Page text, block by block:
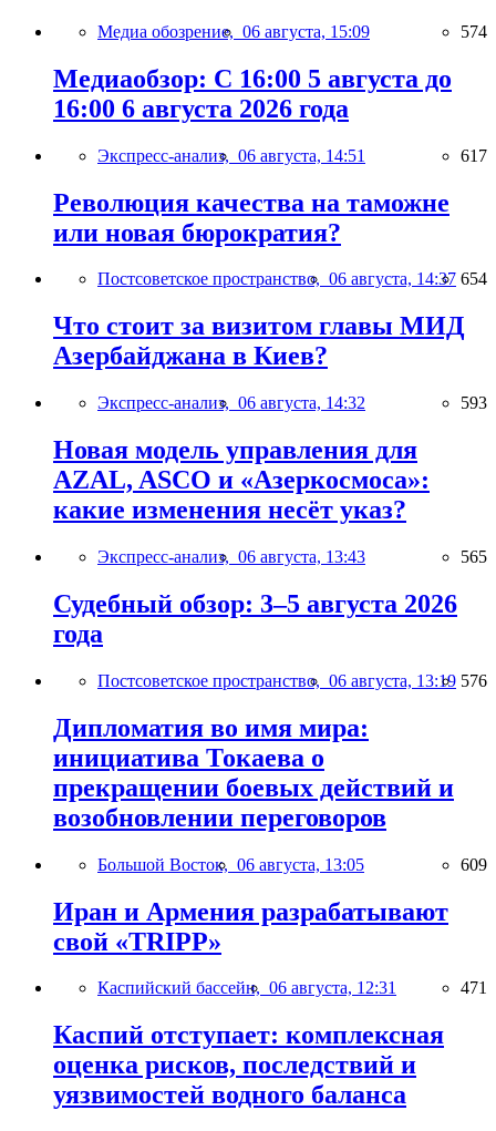
Медиа обозрение, 06 августа, 15:09 574
Медиаобзор: С 16:00 5 августа до
16:00 6 августа 2026 года
Экспресс-анализ, 06 августа, 14:51 617
Революция качества на таможне
или новая бюрократия?
Постсоветское пространство, 06 августа, 14:37 654
Что стоит за визитом главы МИД
Азербайджана в Киев?
Экспресс-анализ, 06 августа, 14:32 593
Новая модель управления для
AZAL, ASCO и «Азеркосмоса»:
какие изменения несёт указ?
Экспресс-анализ, 06 августа, 13:43 565
Судебный обзор: 3–5 августа 2026
года
Постсоветское пространство, 06 августа, 13:19 576
Дипломатия во имя мира:
инициатива Токаева о
прекращении боевых действий и
возобновлении переговоров
Большой Восток, 06 августа, 13:05 609
Иран и Армения разрабатывают
свой «TRIPP»
Каспийский бассейн, 06 августа, 12:31 471
Каспий отступает: комплексная
оценка рисков, последствий и
уязвимостей водного баланса